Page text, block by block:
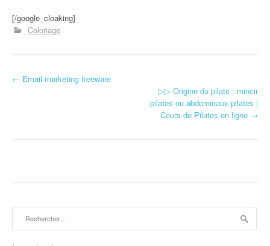
[/google_cloaking]
Coloriage
Navigation d'article
← Email marketing freeware
▷▷ Origine du pilate : mincir
pilates ou abdominaux pilates |
Cours de Pilates en ligne →